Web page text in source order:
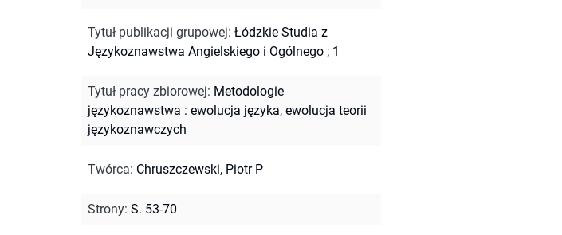
Tytuł publikacji grupowej: Łódzkie Studia z
Językoznawstwa Angielskiego i Ogólnego ; 1
Tytuł pracy zbiorowej: Metodologie
językoznawstwa : ewolucja języka, ewolucja teorii
językoznawczych
Twórca: Chruszczewski, Piotr P
Strony: S. 53-70